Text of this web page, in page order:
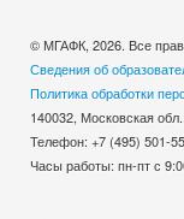
© МГАФК, 2026. Все
Сведения об
Политика обработки
140032, Московская
Телефон: +7 (495)
Часы работы: пн-пт с